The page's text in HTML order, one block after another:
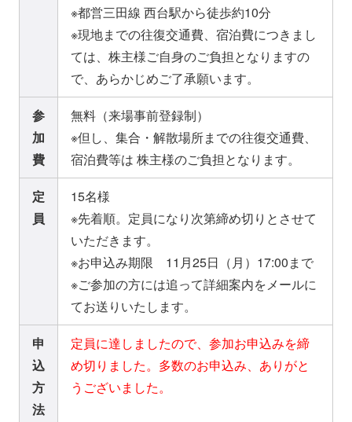
※都営三田線 西台駅から徒歩約10分
※現地までの往復交通費、宿泊費につきまし
ては、株主様ご自身のご負担となりますの
で、あらかじめご了承願います。
参
加
費
無料（来場事前登録制）
※但し、集合・解散場所までの往復交通費、
宿泊費等は 株主様のご負担となります。
定
員
15名様
※先着順。定員になり次第締め切りとさせて
いただきます。
※お申込み期限 11月25日（月）17:00まで
※ご参加の方には追って詳細案内をメールに
てお送りいたします。
申
込
方
法
定員に達しましたので、参加お申込みを締
め切りました。多数のお申込み、ありがと
うございました。